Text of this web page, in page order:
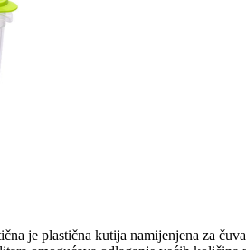
je plastična kutija namijenjena za